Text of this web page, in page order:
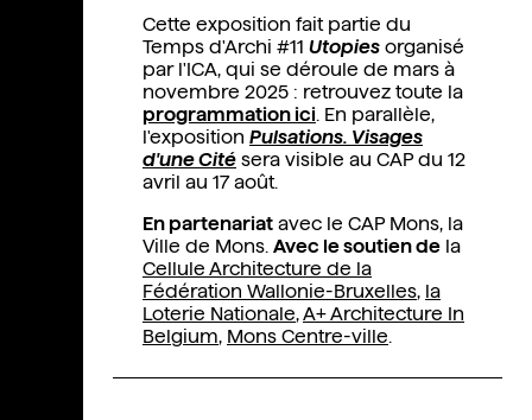
Cette exposition fait partie du
Temps d'Archi #11 Utopies organisé
par l'ICA, qui se déroule de mars à
novembre 2025 : retrouvez toute la
programmation ici. En parallèle,
l'exposition Pulsations. Visages
d'une Cité sera visible au CAP du 12
avril au 17 août.
En partenariat avec le CAP Mons, la
Ville de Mons. Avec le soutien de la
Cellule Architecture de la
Fédération Wallonie-Bruxelles, la
Loterie Nationale,A+ Architecture In
Belgium, Mons Centre-ville.